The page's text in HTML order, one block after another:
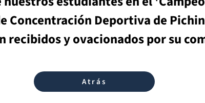
Concentración Deportiva de
recibidos y ovacionados por su
Atrás